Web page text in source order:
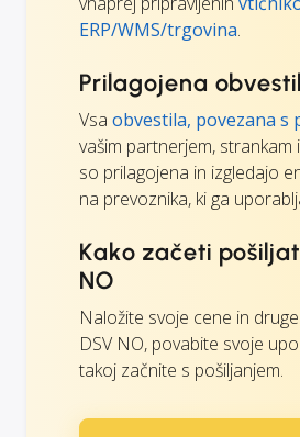
ERP/WMS/trgovina.
Prilagojena
Vsa obvestila, povezana s
vašim partnerjem, strankam
so prilagojena in izgledajo
na prevoznika, ki ga
Kako začeti
NO
Naložite svoje cene in
DSV NO, povabite svoje
takoj začnite s pošiljanjem.